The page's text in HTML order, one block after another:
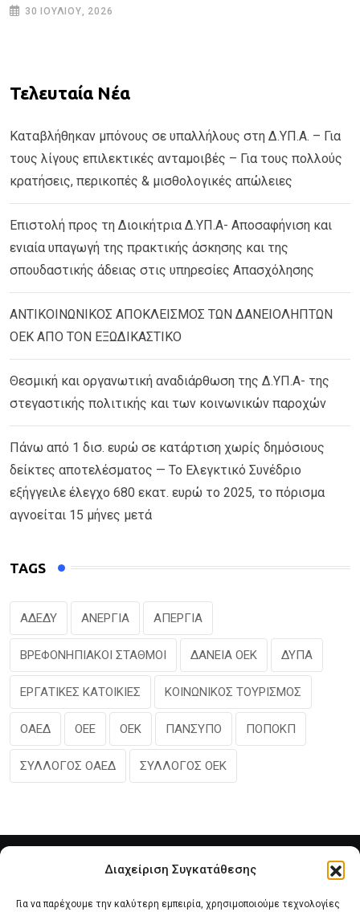
Διαχείριση Συγκατάθεσης
Για να παρέχουμε την καλύτερη εμπειρία, χρησιμοποιούμε τεχνολογίες
30 ΙΟΥΛΊΟΥ, 2026
Τελευταία Νέα
Καταβλήθηκαν μπόνους σε υπαλλήλους στη Δ.ΥΠ.Α. – Για
τους λίγους επιλεκτικές ανταμοιβές – Για τους πολλούς
κρατήσεις, περικοπές & μισθολογικές απώλειες
Επιστολή προς τη Διοικήτρια Δ.ΥΠ.Α- Αποσαφήνιση και
ενιαία υπαγωγή της πρακτικής άσκησης και της
σπουδαστικής άδειας στις υπηρεσίες Απασχόλησης
ΑΝΤΙΚΟΙΝΩΝΙΚΟΣ ΑΠΟΚΛΕΙΣΜΟΣ ΤΩΝ ΔΑΝΕΙΟΛΗΠΤΩΝ
ΟΕΚ ΑΠΟ ΤΟΝ ΕΞΩΔΙΚΑΣΤΙΚΟ
Θεσμική και οργανωτική αναδιάρθωση της Δ.ΥΠ.Α- της
στεγαστικής πολιτικής και των κοινωνικών παροχών
Πάνω από 1 δισ. ευρώ σε κατάρτιση χωρίς δημόσιους
δείκτες αποτελέσματος — Το Ελεγκτικό Συνέδριο
εξήγγειλε έλεγχο 680 εκατ. ευρώ το 2025, το πόρισμα
αγνοείται 15 μήνες μετά
TAGS
ΑΔΕΔΥ ΑΝΕΡΓΙΑ ΑΠΕΡΓΙΑ
ΒΡΕΦΟΝΗΠΙΑΚΟΙ ΣΤΑΘΜΟΙ ΔΑΝΕΙΑ ΟΕΚ ΔΥΠΑ
ΕΡΓΑΤΙΚΕΣ ΚΑΤΟΙΚΙΕΣ ΚΟΙΝΩΝΙΚΟΣ ΤΟΥΡΙΣΜΟΣ
ΟΑΕΔ ΟΕΕ ΟΕΚ ΠΑΝΣΥΠΟ ΠΟΠΟΚΠ
ΣΥΛΛΟΓΟΣ ΟΑΕΔ ΣΥΛΛΟΓΟΣ ΟΕΚ